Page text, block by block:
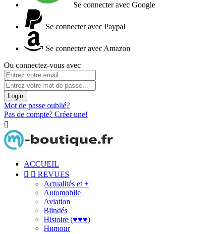
Se connecter avec Google
Se connecter avec Paypal
Se connecter avec Amazon
Ou connectez-vous avec
Login
Mot de passe oublié?
Pas de compte? Créer une!

ACCUEIL
  REVUES
Actualités et +
Automobile
Aviation
Blindés
Histoire (♥♥♥)
Humour